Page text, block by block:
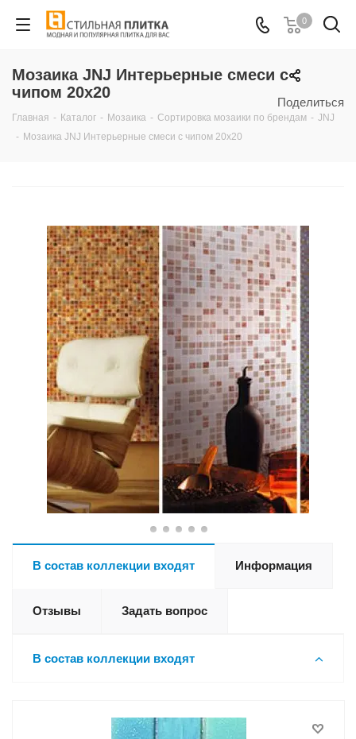
0
Поделиться
Мозаика JNJ Интерьерные смеси с
чипом 20х20
Главная - Каталог - Мозаика - Сортировка мозаики по брендам - JNJ
- Мозаика JNJ Интерьерные смеси с чипом 20х20
В состав коллекции входят Информация
Отзывы Задать вопрос
В состав коллекции входят